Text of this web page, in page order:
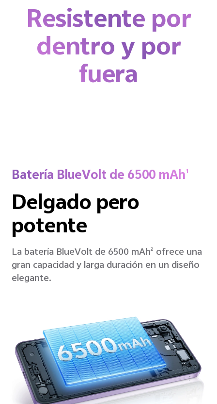
Resistente por
dentroy por
fuera
Batería BlueVolt de 6500 mAh1
Delgado pero
potente
La batería BlueVolt de 6500 mAh2 ofrece una
gran capacidad y larga duración en un diseño
elegante.